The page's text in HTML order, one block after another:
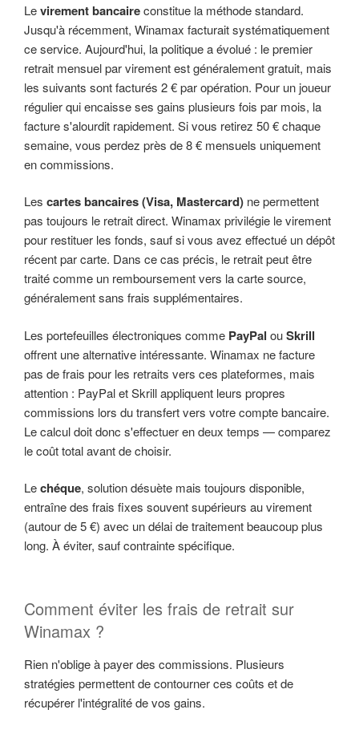
Levirement bancaireconstitue la méthode standard.
Jusqu'à récemment, Winamax facturait systématiquement
ce service. Aujourd'hui, la politique a évolué : le premier
retrait mensuel par virement est généralement gratuit, mais
les suivants sont facturés 2 € par opération. Pour un joueur
régulier qui encaisse ses gains plusieurs fois par mois, la
facture s'alourdit rapidement. Si vous retirez 50 € chaque
semaine, vous perdez près de 8 € mensuels uniquement
en commissions.
Les cartes bancaires (Visa, Mastercard) ne permettent
pas toujours le retrait direct. Winamax privilégie le virement
pour restituer les fonds, sauf si vous avez effectué un dépôt
récent par carte. Dans ce cas précis, le retrait peut être
traité comme un remboursement vers la carte source,
généralement sans frais supplémentaires.
Les portefeuilles électroniques comme PayPal ouSkrill
offrent une alternative intéressante. Winamax ne facture
pas de frais pour les retraits vers ces plateformes, mais
attention : PayPal et Skrill appliquent leurs propres
commissions lors du transfert vers votre compte bancaire.
Le calcul doit donc s'effectuer en deux temps — comparez
le coût total avant de choisir.
Lechéque, solution désuète mais toujours disponible,
entraîne des frais fixes souvent supérieurs au virement
(autour de 5 €) avec un délai de traitement beaucoup plus
long. À éviter, sauf contrainte spécifique.
Comment éviter les frais de retrait sur
Winamax ?
Rien n'oblige à payer des commissions. Plusieurs
stratégies permettent de contourner ces coûts et de
récupérer l'intégralité de vos gains.